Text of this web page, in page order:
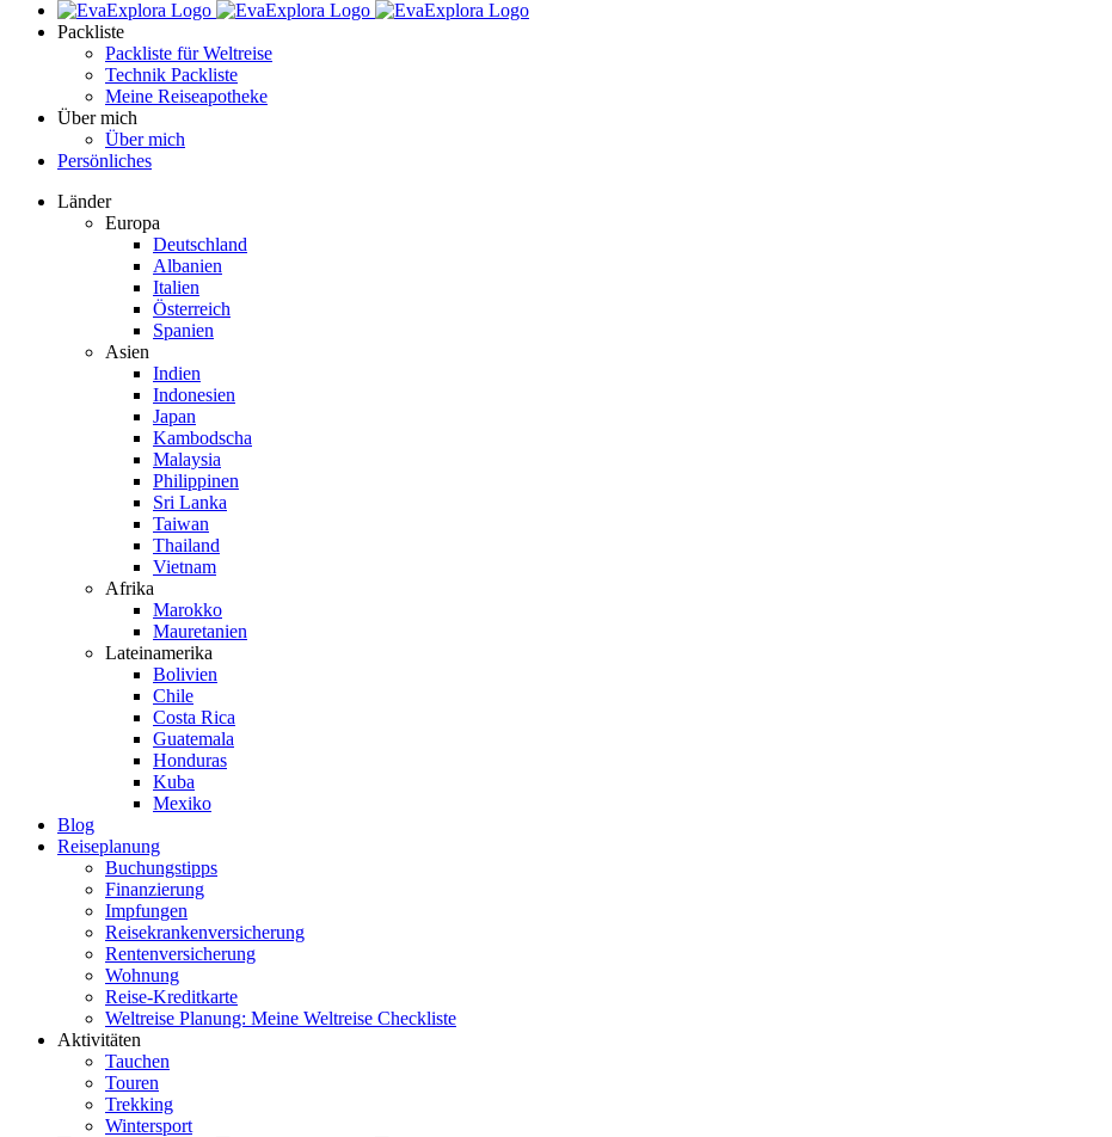
Packliste
Packliste für Weltreise
Technik Packliste
Meine Reiseapotheke
Über mich
Über mich
Persönliches
Länder
Europa
Deutschland
Albanien
Italien
Österreich
Spanien
Asien
Indien
Indonesien
Japan
Kambodscha
Malaysia
Philippinen
Sri Lanka
Taiwan
Thailand
Vietnam
Afrika
Marokko
Mauretanien
Lateinamerika
Bolivien
Chile
Costa Rica
Guatemala
Honduras
Kuba
Mexiko
Blog
Reiseplanung
Buchungstipps
Finanzierung
Impfungen
Reisekrankenversicherung
Rentenversicherung
Wohnung
Reise-Kreditkarte
Weltreise Planung: Meine Weltreise Checkliste
Aktivitäten
Tauchen
Touren
Trekking
Wintersport